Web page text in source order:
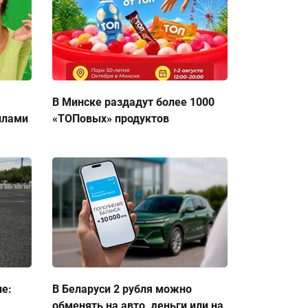
В Минске раздадут более 1000
«ТОПовых» продуктов
В Беларуси 2 рубля можно